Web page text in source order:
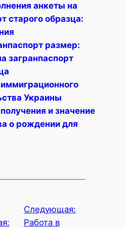
анкеты на
старого образца:
размер:
загранпаспорт
Украины
и значение
о рождении для
Следующая:
Работа в